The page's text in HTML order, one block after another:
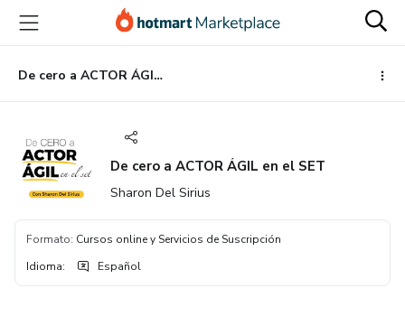
principal
página
de
página
De cero a ACTOR ÁGIL en el SET
De cero a ACTOR ÁGIL en el SET
Sharon Del Sirius
Formato: Cursos online y Servicios de Suscripción
Idioma: Español